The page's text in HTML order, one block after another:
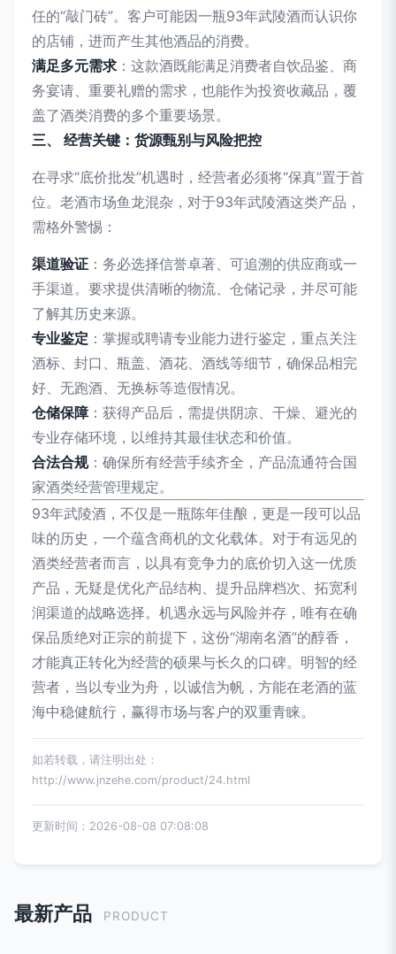
任的“敲门砖”。客户可能因一瓶93年武陵酒而认识你
的店铺，进而产生其他酒品的消费。
满足多元需求 ：这款酒既能满足消费者自饮品鉴、商
务宴请、重要礼赠的需求，也能作为投资收藏品，覆
盖了酒类消费的多个重要场景。
三、 经营关键：货源甄别与风险把控
在寻求“底价批发”机遇时，经营者必须将“保真”置于首
位。老酒市场鱼龙混杂，对于93年武陵酒这类产品，
需格外警惕：
渠道验证 ：务必选择信誉卓著、可追溯的供应商或一
手渠道。要求提供清晰的物流、仓储记录，并尽可能
了解其历史来源。
专业鉴定 ：掌握或聘请专业能力进行鉴定，重点关注
酒标、封口、瓶盖、酒花、酒线等细节，确保品相完
好、无跑酒、无换标等造假情况。
仓储保障：获得产品后，需提供阴凉、干燥、避光的
专业存储环境，以维持其最佳状态和价值。
合法合规：确保所有经营手续齐全，产品流通符合国
家酒类经营管理规定。
93年武陵酒，不仅是一瓶陈年佳酿，更是一段可以品
味的历史，一个蕴含商机的文化载体。对于有远见的
酒类经营者而言，以具有竞争力的底价切入这一优质
产品，无疑是优化产品结构、提升品牌档次、拓宽利
润渠道的战略选择。机遇永远与风险并存，唯有在确
保品质绝对正宗的前提下，这份“湖南名酒”的醇香，
才能真正转化为经营的硕果与长久的口碑。明智的经
营者，当以专业为舟，以诚信为帆，方能在老酒的蓝
海中稳健航行，赢得市场与客户的双重青睐。
如若转载，请注明出处：
http://www.jnzehe.com/product/24.html
更新时间：2026-08-08 07:08:08
最新产品 PRODUCT